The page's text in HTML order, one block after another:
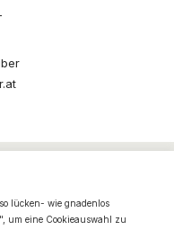
lücken- wie gnadenlos
um eine Cookieauswahl zu